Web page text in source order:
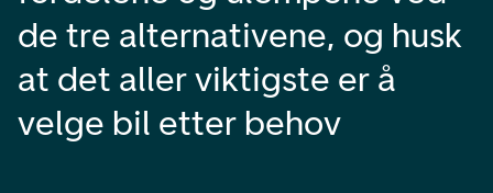
de tre alternativene, og husk
at det aller viktigste er å
velge bil etter behov